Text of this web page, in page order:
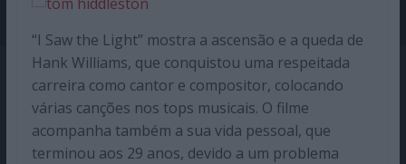
“I Saw the Light” mostra a ascensão e a queda de
Hank Williams, que conquistou uma respeitada
carreira como cantor e compositor, colocando
várias canções nos tops musicais. O filme
acompanha também a sua vida pessoal, que
terminou aos 29 anos, devido a um problema